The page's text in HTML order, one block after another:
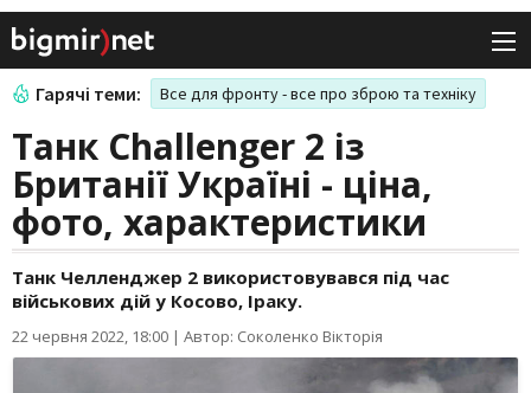
Гарячі теми: Все для фронту - все про зброю та техніку
Танк Challenger 2 із
Британії Україні - ціна,
фото, характеристики
Танк Челленджер 2 використовувався під час
військових дій у Косово, Іраку.
22 червня 2022, 18:00 | Автор: Соколенко Вікторія